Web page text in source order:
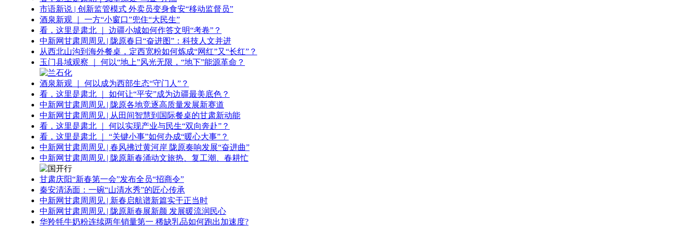
市语新说 | 创新监管模式 外卖员变身食安“移动监督员”
酒泉新观 ｜ 一方“小窗口”兜住“大民生”
看，这里是肃北 ｜ 边疆小城如何作答文明“考卷”？
中新网甘肃周周见 | 陇原春日“奋进图”：科技人文并进
从西北山沟到海外餐桌，定西宽粉如何炼成“网红”又“长红”？
玉门县域观察 ｜ 何以“地上”风光无限，“地下”能源革命？
酒泉新观 ｜ 何以成为西部生态“守门人”？
看，这里是肃北 ｜ 如何让“平安”成为边疆最美底色？
中新网甘肃周周见 | 陇原各地竞逐高质量发展新赛道
中新网甘肃周周见 | 从田间智慧到国际餐桌的甘肃新动能
看，这里是肃北 ｜ 何以实现产业与民生“双向奔赴”？
看，这里是肃北 ｜ “关键小事”如何办成“暖心大事”？
中新网甘肃周周见 | 春风拂过黄河岸 陇原奏响发展“奋进曲”
中新网甘肃周周见 | 陇原新春涌动文旅热、复工潮、春耕忙
甘肃庆阳“新春第一会”发布全员“招商令”
秦安清汤面：一碗“山清水秀”的匠心传承
中新网甘肃周周见 | 新春启航谱新篇实干正当时
中新网甘肃周周见 | 陇原新春展新颜 发展暖流润民心
华羚牦牛奶粉连续两年销量第一 稀缺乳品如何跑出加速度?